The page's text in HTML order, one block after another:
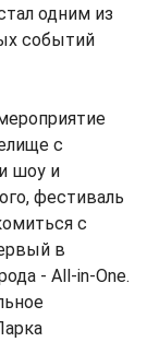
одним из
событий
с
шоу и
фестиваль
с
в
- All-in-One.